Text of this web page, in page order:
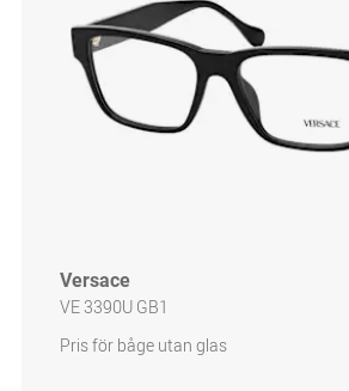
Versace
VE 3390U GB1
Pris för båge utan glas